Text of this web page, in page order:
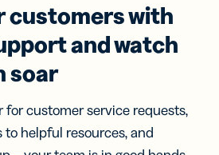
customers with
and watch
soar
customer service requests,
to helpful resources, and